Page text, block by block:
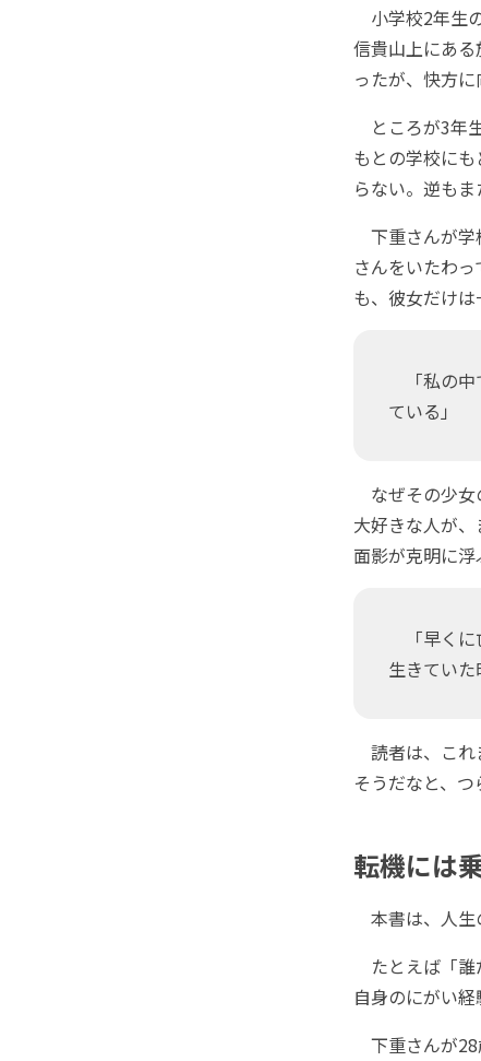
小学校2年生
信貴山上にあ
ったが、快方に
ところが3年
もとの学校に
らない。逆もま
下重さんが学
さんをいたわ
も、彼女だけは
「私の中
ている」
なぜその少女
大好きな人が
面影が克明に浮
「早くに
生きていた
読者は、これ
そうだなと、つ
転機には
本書は、人生
たとえば「誰
自身のにがい経
下重さんが28